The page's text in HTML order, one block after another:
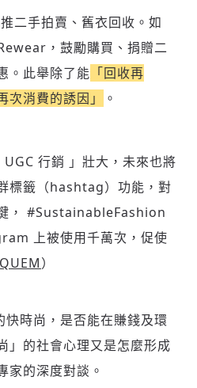
二手拍賣、舊衣回收。如
，鼓勵購買、捐贈二
。此舉除了能 「回收再
消費的誘因」
。
行銷 」壯大，未來也將
標籤（hashtag）功能，對
， #SustainableFashion
上被使用千萬次，促使
）
時尚，是否能在賺錢及環
」的社會心理又是怎麼形成
家的深度對談。